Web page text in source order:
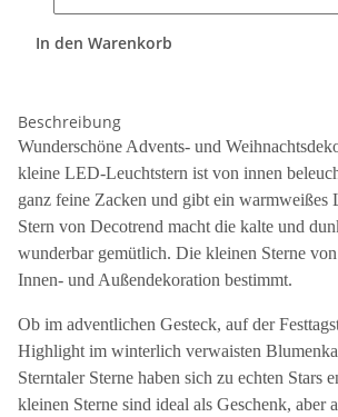
In den Warenkorb
Beschreibung
Wunderschöne Advents- und
kleine LED-Leuchtstern ist von innen
ganz feine Zacken und gibt ein
Stern von Decotrend macht die kalte und
wunderbar gemütlich. Die kleinen Sterne
Innen- und Außendekoration bestimmt.
Ob im adventlichen Gesteck, auf der
Highlight im winterlich verwaisten
Sterntaler Sterne haben sich zu echten Stars
kleinen Sterne sind ideal als Geschenk, aber